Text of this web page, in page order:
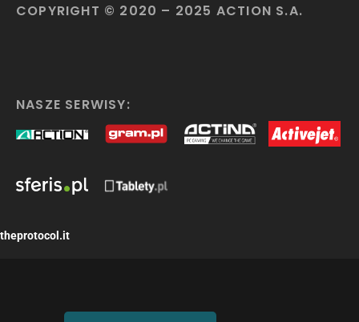
COPYRIGHT © 2020 – 2025 ACTION S.A.
NASZE SERWISY:
theprotocol.it